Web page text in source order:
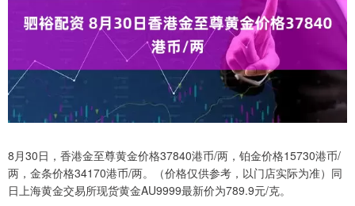
8月30日，香港金至尊黄金价格37840港币/两，铂金价格15730港币/
两，金条价格34170港币/两。（价格仅供参考，以门店实际为准）同
日上海黄金交易所现货黄金AU9999最新价为789.9元/克。